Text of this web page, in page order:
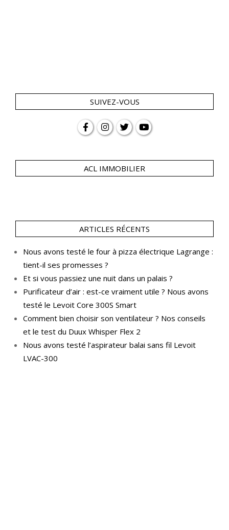
SUIVEZ-VOUS
ACL IMMOBILIER
ARTICLES RÉCENTS
Nous avons testé le four à pizza électrique Lagrange :
tient-il ses promesses ?
Et si vous passiez une nuit dans un palais ?
Purificateur d’air : est-ce vraiment utile ? Nous avons
testé le Levoit Core 300S Smart
Comment bien choisir son ventilateur ? Nos conseils
et le test du Duux Whisper Flex 2
Nous avons testé l’aspirateur balai sans fil Levoit
LVAC-300